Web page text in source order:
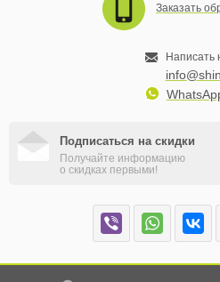
Заказать
Написать
Подписаться на скидки
Получайте информацию
о скидках первыми!